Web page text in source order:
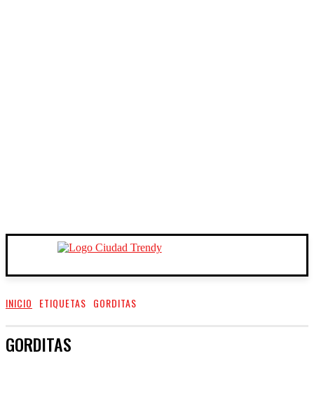
INICIO ETIQUETAS GORDITAS
GORDITAS